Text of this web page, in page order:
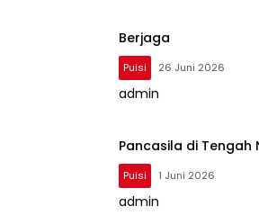
Berjaga
Puisi 26 Juni 2026
admin
Pancasila di Tengah
Puisi 1 Juni 2026
admin